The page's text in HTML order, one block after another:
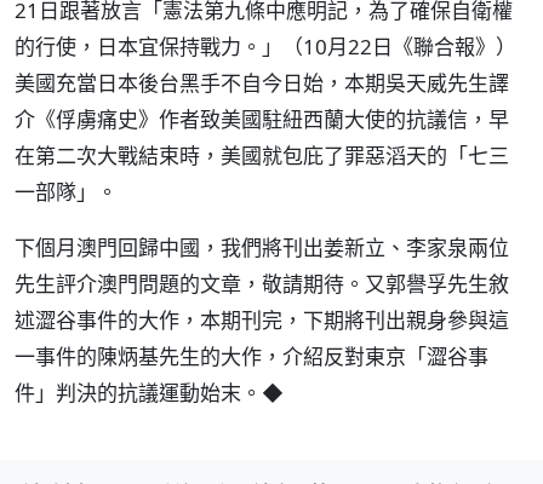
21日跟著放言「憲法第九條中應明記，為了確保自衛權
的行使，日本宜保持戰力。」（10月22日《聯合報》）
美國充當日本後台黑手不自今日始，本期吳天威先生譯
介《俘虜痛史》作者致美國駐紐西蘭大使的抗議信，早
在第二次大戰結束時，美國就包庇了罪惡滔天的「七三
一部隊」。
下個月澳門回歸中國，我們將刊出姜新立、李家泉兩位
先生評介澳門問題的文章，敬請期待。又郭譽孚先生敘
述澀谷事件的大作，本期刊完，下期將刊出親身參與這
一事件的陳炳基先生的大作，介紹反對東京「澀谷事
件」判決的抗議運動始末。◆